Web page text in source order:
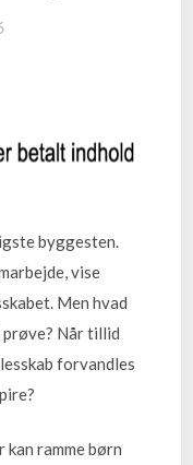
byggesten.
vise
Men hvad
prøve? Når tillid
forvandles
ramme børn